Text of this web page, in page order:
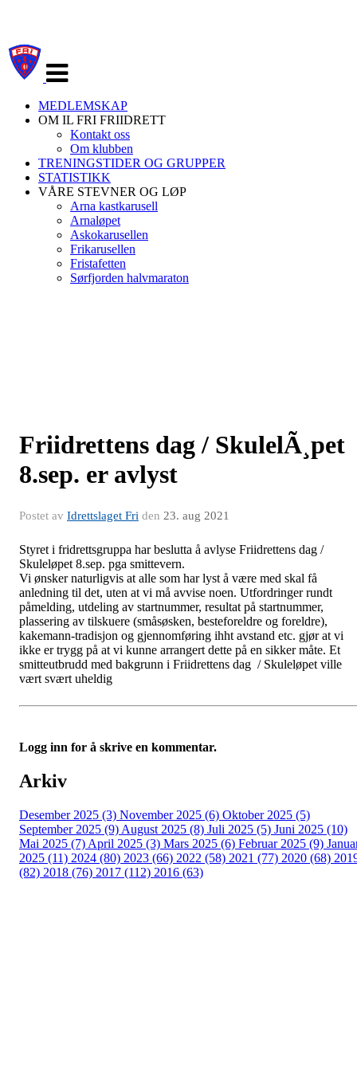
navigasjon
MEDLEMSKAP
OM IL FRI FRIIDRETT
Kontakt oss
Om klubben
TRENINGSTIDER OG GRUPPER
STATISTIKK
VÅRE STEVNER OG LØP
Arna kastkarusell
Arnaløpet
Askokarusellen
Frikarusellen
Fristafetten
Sørfjorden halvmaraton
Friidrettens dag / SkulelÃ¸pet
8.sep. er avlyst
Postet av Idrettslaget Fri den 23. aug 2021
Styret i fridrettsgruppa har beslutta å avlyse Friidrettens dag /
Skuleløpet 8.sep. pga smittevern.
Vi ønsker naturligvis at alle som har lyst å være med skal få
anledning til det, uten at vi må avvise noen. Utfordringer rundt
påmelding, utdeling av startnummer, resultat på startnummer,
plassering av tilskuere (småsøsken, besteforeldre og foreldre),
kakemann-tradisjon og gjennomføring ihht avstand etc. gjør at vi
ikke er trygg på at vi kunne arrangert dette på en sikker måte. Et
smitteutbrudd med bakgrunn i Friidrettens dag / Skuleløpet ville
vært svært uheldig
Logg inn for å skrive en kommentar.
Arkiv
Desember 2025 (3) November 2025 (6) Oktober 2025 (5)
September 2025 (9) August 2025 (8) Juli 2025 (5) Juni 2025 (10)
Mai 2025 (7) April 2025 (3) Mars 2025 (6) Februar 2025 (9)
2025 (11) 2024 (80) 2023 (66) 2022 (58) 2021 (77) 2020 (68)
(82) 2018 (76) 2017 (112) 2016 (63)